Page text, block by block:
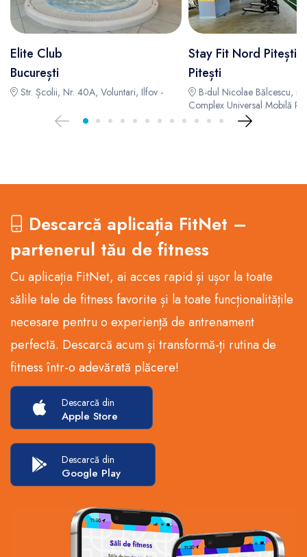
Elite Club
București
Str. Școlii, Nr. 40A, Voluntari, Ilfov -
Stay Fit Nord Pitești
Pitești
B-dul Nicolae Bălcescu,
Complex Universal Mobilă
Descarcă aplicația FitNet –
partenerul tău de fitness
Cu aplicația FitNet, ai acces rapid și ușor la toate
sălile tale de fitness favorite și la toate funcționalitățile
necesare pentru o experiență de antrenament
perfectă. Descarcă acum și transformă-ți rutina de
fitness într-o adevărată plăcere!
Descarcă din
Apple Store
Descarcă din
Google Play